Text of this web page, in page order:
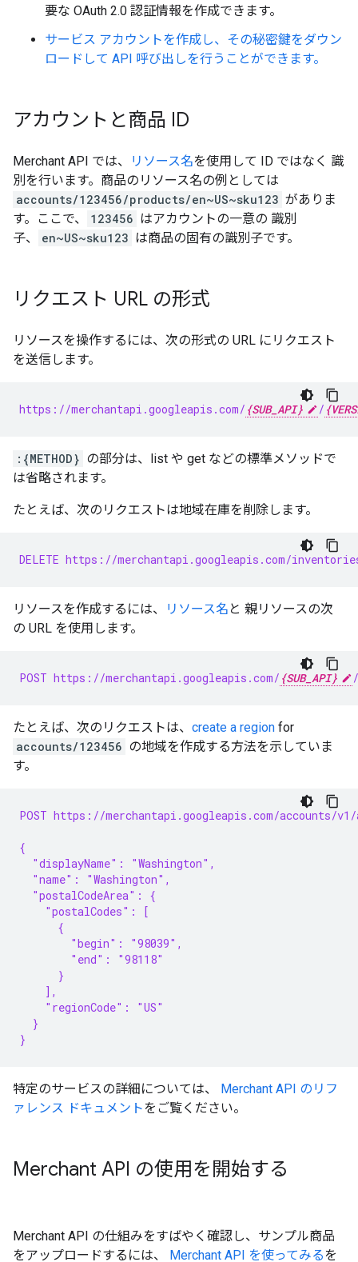
要な OAuth 2.0 認証情報を作成できます。
サービス アカウントを作成し、その秘密鍵をダウン
ロードして API 呼び出しを行うことができます。
アカウントと商品 ID
Merchant API では、 リソース名を使用して ID ではなく 識
別を行います。商品のリソース名の例としては
accounts/123456/products/en~US~sku123 がありま
す。ここで、
123456 はアカウントの一意の 識別
子、
en~US~sku123 は商品の固有の識別子です。
リクエスト URL の形式
リソースを操作するには、次の形式の URL にリクエスト
を送信します。
https://merchantapi.googleapis.com/ {SUB_API} /
:{METHOD} の部分は、list や get などの標準メソッドで
は省略されます。
たとえば、次のリクエストは地域在庫を削除します。
DELETE https://merchantapi.googleapis.com/
リソースを作成するには、 リソース名 と 親リソースの次
の URL を使用します。
POST https://merchantapi.googleapis.com/ {SUB_API} /
たとえば、次のリクエストは、 create a region for
accounts/123456 の地域を作成する方法を示していま
す。
POST https://merchantapi.googleapis.com/accounts/v1/
{
  "displayName": "Washington",
  "name": "Washington",
  "postalCodeArea": {
    "postalCodes": [
      {
        "begin": "98039",
        "end": "98118"
      }
    ],
    "regionCode": "US"
  }
}
特定のサービスの詳細については、 Merchant API のリフ
ァレンス ドキュメントをご覧ください。
Merchant API の使用を開始する
Merchant API の仕組みをすばやく確認し、サンプル商品
をアップロードするには、 Merchant API を使ってみるを